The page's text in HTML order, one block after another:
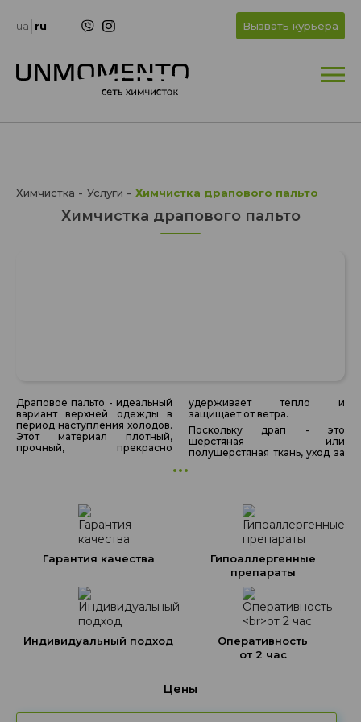
OKua ru Вызвать курьера
Химчистка Услуги Химчистка драпового пальто
Химчистка драпового пальто
Драповое пальто - идеальный
вариант верхней одежды в
период наступления холодов.
Этот материал плотный,
прочный, прекрасно
удерживает тепло и
защищает от ветра.
Поскольку драп - это
шерстяная или
полушерстяная ткань, уход за
Гарантия качества
Гипоаллергенные
препараты
Индивидуальный подход
Оперативность
от 2 час
Цены